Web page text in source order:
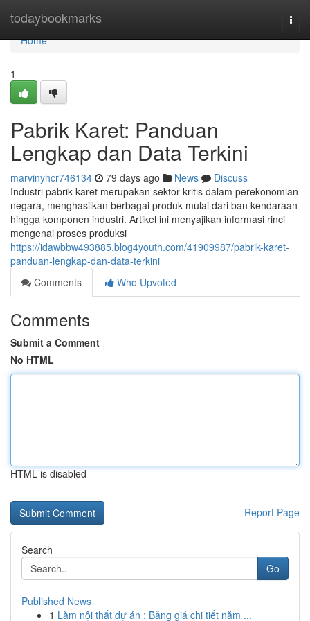
todaybookmarks
Home
Home
1
Pabrik Karet: Panduan
Lengkap dan Data Terkini
marvinyhcr746134 79 days ago News
Discuss
Industri pabrik karet merupakan sektor kritis dalam perekonomian
negara, menghasilkan berbagai produk mulai dari ban kendaraan
hingga komponen industri. Artikel ini menyajikan informasi rinci
mengenai proses produksi
https://idawbbw493885.blog4youth.com/41909987/pabrik-karet-
panduan-lengkap-dan-data-terkini
Comments
Who Upvoted
Comments
Submit a Comment
No HTML
HTML is disabled
Report Page
Search
Go
Published News
1 Làm nội thất dự án : Bảng giá chi tiết năm ...